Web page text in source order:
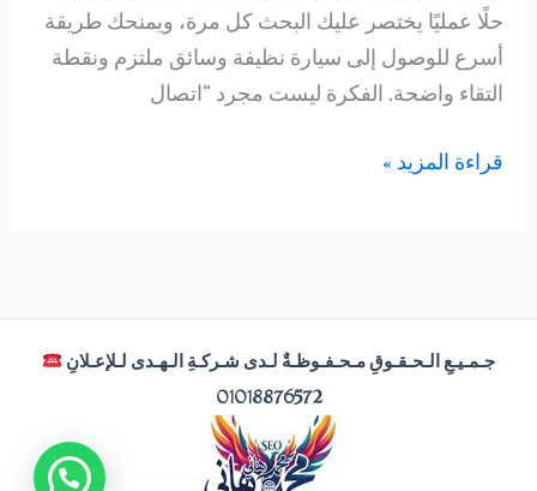
حلًا عمليًا يختصر عليك البحث كل مرة، ويمنحك طريقة
أسرع للوصول إلى سيارة نظيفة وسائق ملتزم ونقطة
التقاء واضحة. الفكرة ليست مجرد “اتصال
رقم
قراءة المزيد »
جـمـيـعِ الـحـقـوقِ مـحـفـوظـةٌ لـدى شـركـةِ الـهـدى لـلإعـلانِ
01018876572
تواصل الأن